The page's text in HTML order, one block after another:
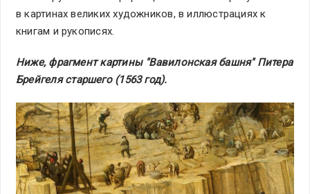
в картинах великих художников, в иллюстрациях к
книгам и рукописях.
Ниже, фрагмент картины "Вавилонская башня" Питера
Брейгеля cтаршего (1563 год).